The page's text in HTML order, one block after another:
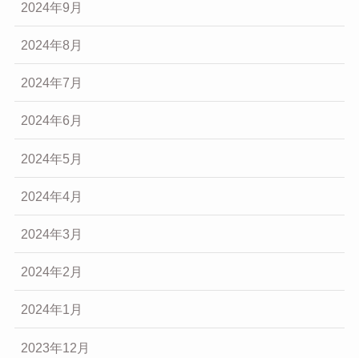
2024年9月
2024年8月
2024年7月
2024年6月
2024年5月
2024年4月
2024年3月
2024年2月
2024年1月
2023年12月